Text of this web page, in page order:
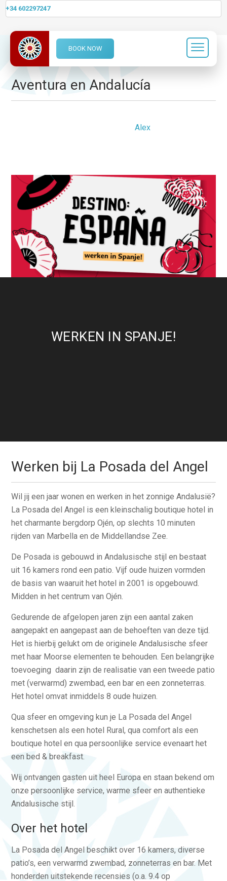
+34 602297247
BOOK NOW
Author Archives:
Aventura en Andalucía
Alex
WERKEN IN SPANJE!
Werken bij La Posada del Angel
Wil jij een jaar wonen en werken in het zonnige Andalusië?
La Posada del Angel is een kleinschalig boutique hotel in
het charmante bergdorp Ojén, op slechts 10 minuten
rijden van Marbella en de Middellandse Zee.
De Posada is gebouwd in Andalusische stijl en bestaat
uit 16 kamers rond een patio. Vijf oude huizen vormden
de basis van waaruit het hotel in 2001 is opgebouwd.
Midden in het centrum van Ojén.
Gedurende de afgelopen jaren zijn een aantal zaken
aangepakt en aangepast aan de behoeften van deze tijd.
Het is hierbij gelukt om de originele Andalusische sfeer
met haar Moorse elementen te behouden. Een belangrijke
toevoeging daarin zijn de realisatie van een tweede patio
met (verwarmd) zwembad, een bar en een zonneterras.
Het hotel omvat inmiddels 8 oude huizen.
Qua sfeer en omgeving kun je La Posada del Angel
kenschetsen als een hotel Rural, qua comfort als een
boutique hotel en qua persoonlijke service evenaart het
een bed & breakfast.
Wij ontvangen gasten uit heel Europa en staan bekend om
onze persoonlijke service, warme sfeer en authentieke
Andalusische stijl.
Over het hotel
La Posada del Angel beschikt over 16 kamers, diverse
patio’s, een verwarmd zwembad, zonneterras en bar. Met
honderden uitstekende recensies (o.a. 9.4 op